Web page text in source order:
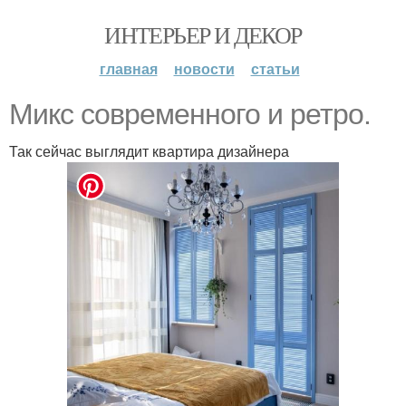
ИНТЕРЬЕР И ДЕКОР
главная новости статьи
Микс современного и ретро.
Так сейчас выглядит квартира дизайнера